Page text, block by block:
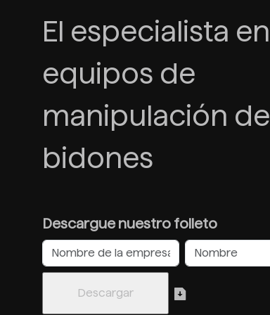
El especialista en
equipos de
manipulación de
bidones
Descargue nuestro folleto